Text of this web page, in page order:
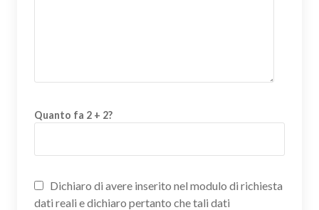
Quanto fa 2 + 2?
Dichiaro di avere inserito nel modulo di richiesta
dati reali e dichiaro pertanto che tali dati